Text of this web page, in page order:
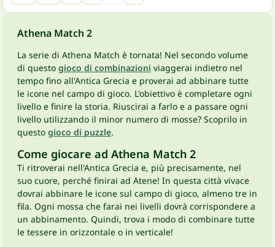
Athena Match 2
La serie di Athena Match è tornata! Nel secondo volume
di questo gioco di combinazioni viaggerai indietro nel
tempo fino all'Antica Grecia e proverai ad abbinare tutte
le icone nel campo di gioco. L'obiettivo è completare ogni
livello e finire la storia. Riuscirai a farlo e a passare ogni
livello utilizzando il minor numero di mosse? Scoprilo in
questo gioco di puzzle.
Come giocare ad Athena Match 2
Ti ritroverai nell'Antica Grecia e, più precisamente, nel
suo cuore, perché finirai ad Atene! In questa città vivace
dovrai abbinare le icone sul campo di gioco, almeno tre in
fila. Ogni mossa che farai nei livelli dovrà corrispondere a
un abbinamento. Quindi, trova i modo di combinare tutte
le tessere in orizzontale o in verticale!